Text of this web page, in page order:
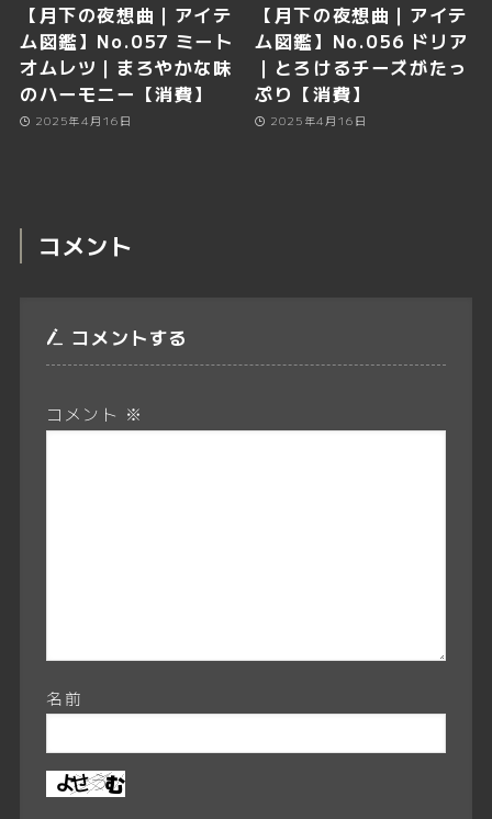
【月下の夜想曲｜アイテ
ム図鑑】No.057 ミート
オムレツ｜まろやかな味
のハーモニー【消費】
2025年4月16日
【月下の夜想曲｜アイテ
ム図鑑】No.056 ドリア
｜とろけるチーズがたっ
ぷり【消費】
2025年4月16日
コメント
コメントする
コメント ※
名前